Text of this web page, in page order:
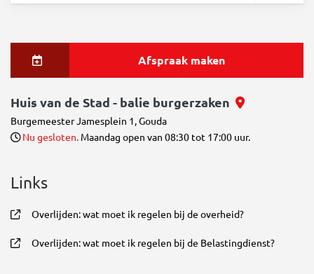
Afspraak maken
Huis van de Stad - balie burgerzaken , bekijk
Burgemeester Jamesplein 1, Gouda
Nu gesloten. Maandag open van 08:30 tot 17:00 uur.
Links
Overlijden: wat moet ik regelen bij de overheid?
, opent in nieuw tabblad
Overlijden: wat moet ik regelen bij de Belastingdienst?
, opent in nieuw tabblad